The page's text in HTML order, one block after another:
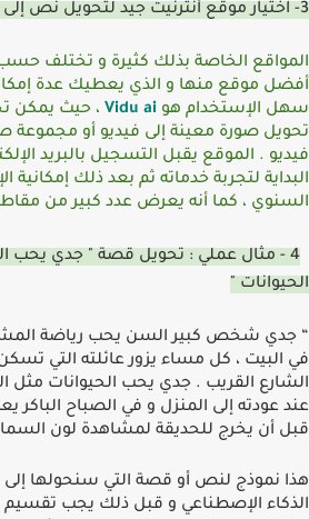
3- اختيار موقع أنترنيت جيد لتحويل نص إلى
المواقع الخاصة بذلك كثيرة و تختلف
أفضل موقع منها و الذي يعطيك عدة
سهل اﻹستخدام هو Vidu ai ، حيث يمكن
تحويل صورة معينة إلى فيديو أو مجموعة
فيديو . الموقع يقبل التسجيل بالبريد
البداية لتجربة خدماته ثم بعد ذلك
السنوي ، كما أنه يعرض عدد كبير من
4 - مثال عملي : تحويل قصة " جدي يحب
الحيوانات "
“ جدي شخص كبير السن يحب رياضة
في البيت ، كل مساء يزور عائلته التي
الشارع القريب . جدي يحب الحيوانات مثل
عند عودته إلى المنزل و في الصباح
قبل أن يخرج للحديقة لمشاهدة لون
هذا نموذج لنص أو قصة التي سنحولها إلى
الذكاء اﻹصطناعي و قبل ذلك يجب